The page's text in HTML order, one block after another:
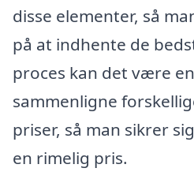
disse elementer, så
på at indhente de
proces kan det være
sammenligne
priser, så man sikrer
en rimelig pris.